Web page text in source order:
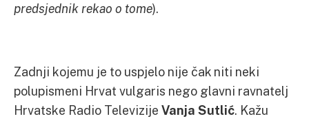
predsjednik rekao o tome).
Zadnji kojemu je to uspjelo nije čak niti neki
polupismeni Hrvat vulgaris nego glavni ravnatelj
Hrvatske Radio Televizije Vanja Sutlić. Kažu